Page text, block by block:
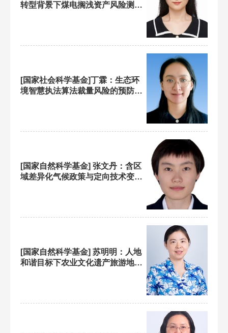
转型背景下煤电搁浅资产风险测度
[国家社会科学基金]丁霖：生态环
境智慧执法算法裁量风险的预防性
[国家自然科学基金] 张文丹：含区
域差异化气候政策与定向技术变革
[国家自然科学基金] 苏明明：人地
和谐目标下农业文化遗产旅游地适